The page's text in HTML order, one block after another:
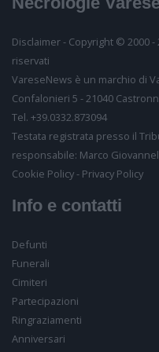
Partecipiamo commossi
Inserisci il tuo nome
Inserisci il tuo email
Inserisci il testo
Desideriamo farti
ogni momento
Acconsento al
sensi dell’art. 7 del
Disclaimer - Copyright © 2000
riservati
VareseNews è un marchio di
Confalonieri 5 - 21040
Tel. +39.0332.873094
Testata registrata presso il
responsabile: Marco
Cookie Policy- Privacy Policy
Info e contatti
Defunti
Funerali
Cimiteri
Partecipazioni
Ringraziamenti
Anniversari